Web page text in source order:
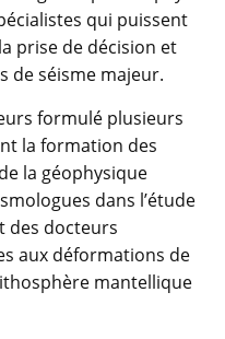
qui puissent
prise de décision et
de séisme majeur.
formulé plusieurs
la formation des
la géophysique
dans l’étude
des docteurs
aux déformations de
mantellique